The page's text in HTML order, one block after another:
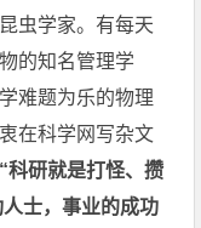
虫学家。有每天
的知名管理学
难题为乐的物理
在科学网写杂文
科研就是打怪、攒
士，事业的成功